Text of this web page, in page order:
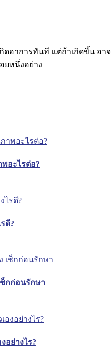
ดอาการทันที แต่ถ้าเกิดขึ้น อาจ
ยหนึ่งอย่าง
อะไรต่อ?
ดี?
ช็กก่อนรักษา
อย่างไร?